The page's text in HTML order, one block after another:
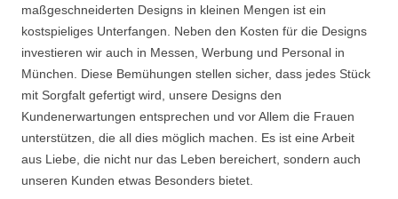
maßgeschneiderten Designs in kleinen Mengen ist ein
kostspieliges Unterfangen. Neben den Kosten für die Designs
investieren wir auch in Messen, Werbung und Personal in
München. Diese Bemühungen stellen sicher, dass jedes Stück
mit Sorgfalt gefertigt wird, unsere Designs den
Kundenerwartungen entsprechen und vor Allem die Frauen
unterstützen, die all dies möglich machen. Es ist eine Arbeit
aus Liebe, die nicht nur das Leben bereichert, sondern auch
unseren Kunden etwas Besonders bietet.